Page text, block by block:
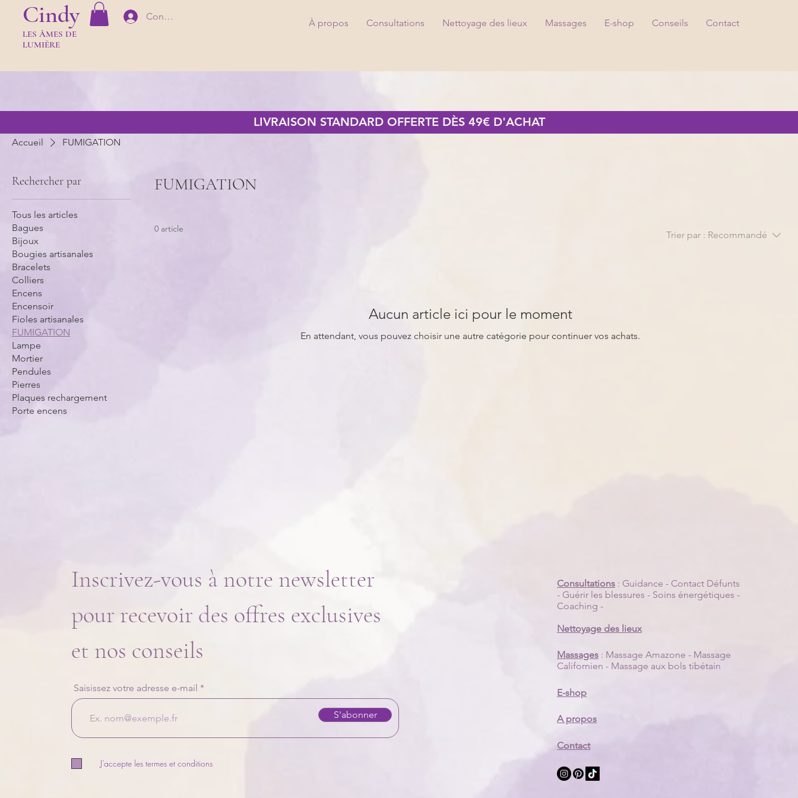
Cindy
LES ÂMES DE
LUMIÈRE
Connexion
À propos Consultations Nettoyage des lieux Massages E-shop Conseils Contact
LIVRAISON STANDARD OFFERTE DÈS 49€ D'ACHAT
Accueil FUMIGATION
Rechercher par
Tous les articles
Bagues
Bijoux
Bougies artisanales
Bracelets
Colliers
Encens
Encensoir
Fioles artisanales
FUMIGATION
Lampe
Mortier
Pendules
Pierres
Plaques rechargement
Porte encens
FUMIGATION
0 article
Trier par : Recommandé
Aucun article ici pour le moment
En attendant, vous pouvez choisir une autre catégorie pour continuer vos achats.
Inscrivez-vous à notre newsletter
pour recevoir des offres exclusives
et nos conseils
Saisissez votre adresse e-mail
S'abonner
J’accepte les termes et conditions
Consultations : Guidance - Contact Défunts
- Guérir les blessures - Soins énergétiques -
Coaching -
Nettoyage des lieux
Massages : Massage Amazone - Massage
Californien - Massage aux bols tibétain
E-shop
A propos
Contact